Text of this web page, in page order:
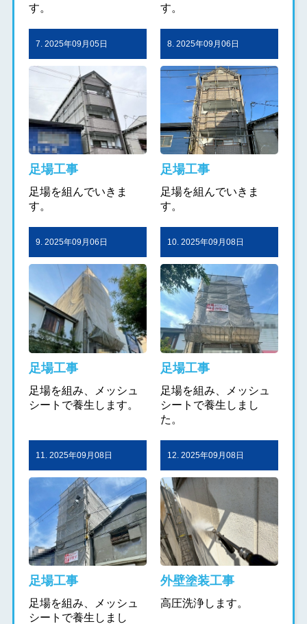
す。
す。
7. 2025年09月05日
足場工事
足場を組んでいきま
す。
8. 2025年09月06日
足場工事
足場を組んでいきま
す。
9. 2025年09月06日
足場工事
足場を組み、メッシュ
シートで養生します。
10. 2025年09月08日
足場工事
足場を組み、メッシュ
シートで養生しまし
た。
11. 2025年09月08日
足場工事
足場を組み、メッシュ
シートで養生しまし
12. 2025年09月08日
外壁塗装工事
高圧洗浄します。